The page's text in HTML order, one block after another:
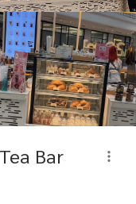
Bar